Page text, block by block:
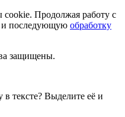
cookie. Продолжая работу с
и последующую обработку
защищены.
тексте? Выделите её и